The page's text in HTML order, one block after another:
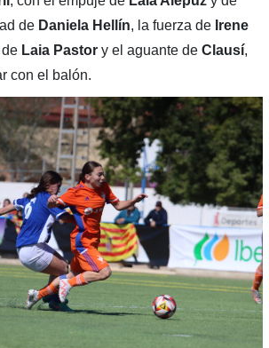
deDaniela Hellín, la fuerza de Irene
Laia Pastory el aguante de Clausí,
con el balón.